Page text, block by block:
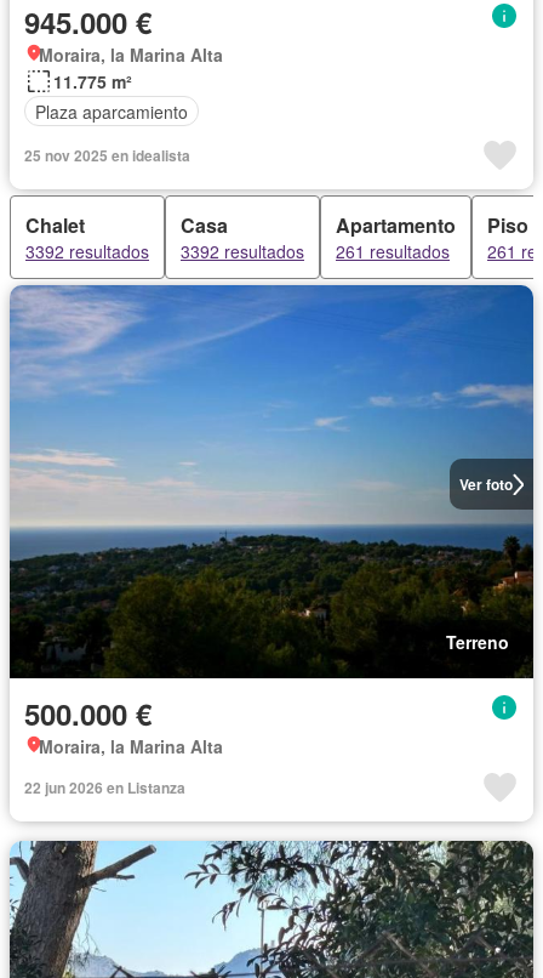
945.000 €
Moraira, la Marina Alta
11.775 m²
Plaza aparcamiento
25 nov 2025 en idealista
Chalet
3392 resultados
Casa
3392 resultados
Apartamento
261 resultados
Piso
261
Ver foto
Terreno
500.000 €
Moraira, la Marina Alta
22 jun 2026 en Listanza